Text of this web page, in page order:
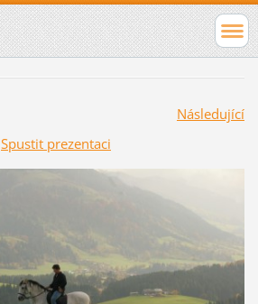
Následující
Spustit prezentaci